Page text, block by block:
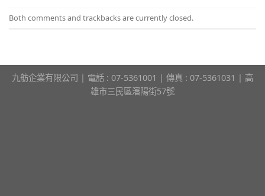
Both comments and trackbacks are currently closed.
九舫企業有限公司 | 電話 : 07-5361001 | 傳真 : 07-5361031 | 高
雄市三民區瀋陽街57號